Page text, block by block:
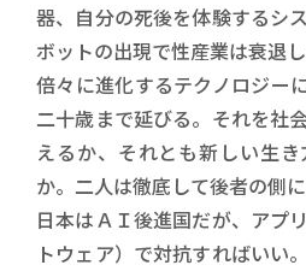
器、自分の死後を体験するシ
ボットの出現で性産業は衰退
倍々に進化するテクノロジー
二十歳まで延びる。それを社
えるか、それとも新しい生
か。二人は徹底して後者の側に
日本はＡＩ後進国だが、アプ
トウェア）で対抗すればいい